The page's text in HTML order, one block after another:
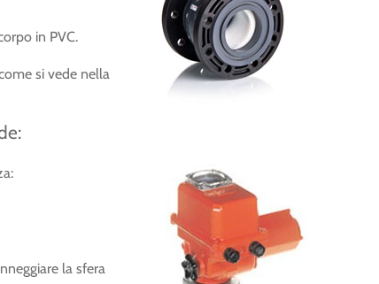
in PVC.
si vede nella
la sfera